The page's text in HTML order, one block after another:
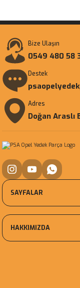
Bize Ulaşın
0549 480 58
Destek
Adres
Doğan Araslı
SAYFALAR
HAKKIMIZDA